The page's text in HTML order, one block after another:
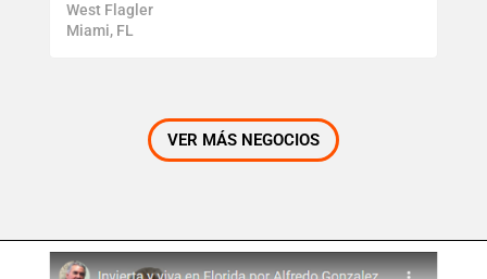
West Flagler
Miami, FL
VER MÁS NEGOCIOS